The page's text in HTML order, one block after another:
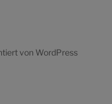
von WordPress